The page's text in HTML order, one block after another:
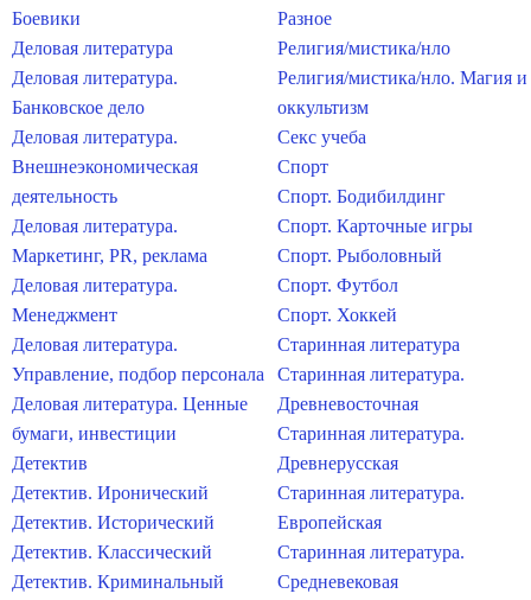
Боевики
Деловая литература
Деловая литература.
Банковское дело
Деловая литература.
Внешнеэкономическая
деятельность
Деловая литература.
Маркетинг, PR, реклама
Деловая литература.
Менеджмент
Деловая литература.
Управление, подбор персонала
Деловая литература. Ценные
бумаги, инвестиции
Детектив
Детектив. Иронический
Детектив. Исторический
Детектив. Классический
Детектив. Криминальный
Разное
Религия/мистика/нло
Религия/мистика/нло. Магия и
оккультизм
Секс учеба
Спорт
Спорт. Бодибилдинг
Спорт. Карточные игры
Спорт. Рыболовный
Спорт. Футбол
Спорт. Хоккей
Старинная литература
Старинная литература.
Древневосточная
Старинная литература.
Древнерусская
Старинная литература.
Европейская
Старинная литература.
Средневековая